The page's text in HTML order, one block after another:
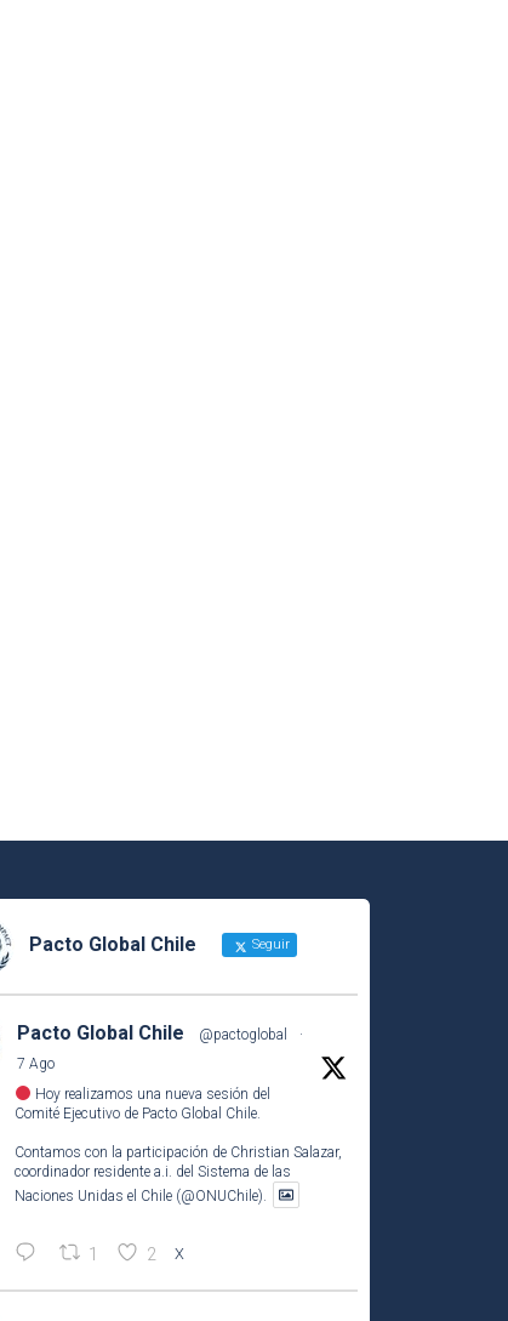
Pacto Global Chile Seguir
Pacto Global Chile @pactoglobal
·
7 Ago
Hoy realizamos una nueva sesión del
Comité Ejecutivo de Pacto Global Chile.
Contamos con la participación de Christian Salazar,
coordinador residente a.i. del Sistema de las
Naciones Unidas el Chile (@ONUChile).
1 2 X